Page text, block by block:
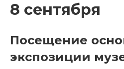
8 сентября
Посещение
экспозиции